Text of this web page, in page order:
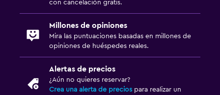
con cancelación gratis.
Millones de opiniones
Mira las puntuaciones basadas en millones de
opiniones de huéspedes reales.
Alertas de precios
¿Aún no quieres reservar?
Crea una alerta de precios para realizar un